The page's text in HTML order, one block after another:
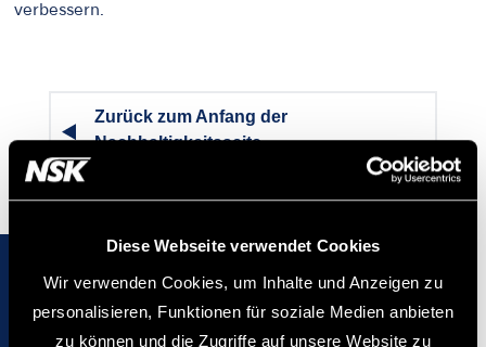
Diese Webseite verwendet Cookies
Wir verwenden Cookies, um Inhalte und Anzeigen zu
personalisieren, Funktionen für soziale Medien anbieten
zu können und die Zugriffe auf unsere Website zu
verbessern.
Zurück zum Anfang der
Nachhaltigkeitsseite